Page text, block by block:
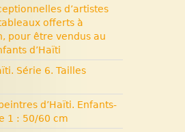
d’artistes
offerts à
pour être vendus au
d’Haïti
Série 6. Tailles
d’Haïti. Enfants-
1 : 50/60 cm